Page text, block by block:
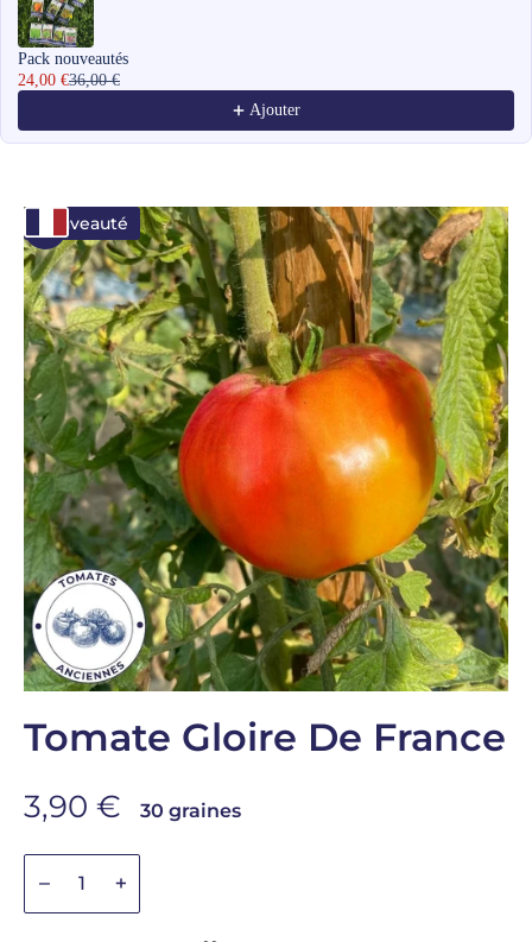
Pack nouveautés
24,00 €36,00 €
Ajouter
Zoomer sur l'image
Nouveauté
Tomate Gloire De France
Prix de vente
3,90 € 30 graines